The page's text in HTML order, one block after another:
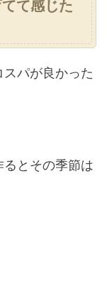
て感じた
パが良かった
るとその季節は